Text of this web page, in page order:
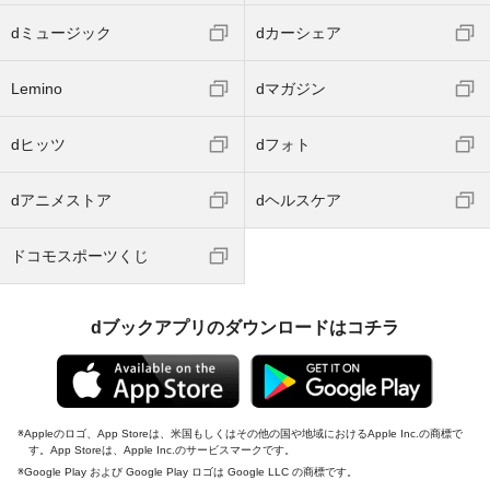
dミュージック dカーシェア
Lemino dマガジン
dヒッツ dフォト
dアニメストア dヘルスケア
ドコモスポーツくじ
dブックアプリのダウンロードはコチラ
Appleのロゴ、App Storeは、米国もしくはその他の国や地域におけるApple Inc.の商標で
す。App Storeは、Apple Inc.のサービスマークです。
Google Play および Google Play ロゴは Google LLC の商標です。